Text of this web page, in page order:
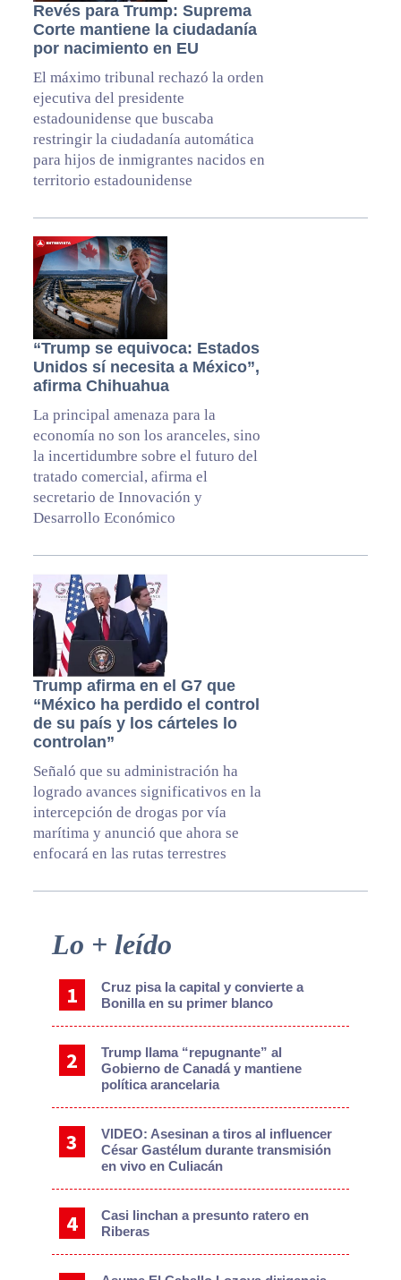
Revés para Trump: Suprema
Corte mantiene la ciudadanía
por nacimiento en EU
El máximo tribunal rechazó la orden
ejecutiva del presidente
estadounidense que buscaba
restringir la ciudadanía automática
para hijos de inmigrantes nacidos en
territorio estadounidense
“Trump se equivoca: Estados
Unidos sí necesita a México”,
afirma Chihuahua
La principal amenaza para la
economía no son los aranceles, sino
la incertidumbre sobre el futuro del
tratado comercial, afirma el
secretario de Innovación y
Desarrollo Económico
Trump afirma en el G7 que
“México ha perdido el control
de su país y los cárteles lo
controlan”
Señaló que su administración ha
logrado avances significativos en la
intercepción de drogas por vía
marítima y anunció que ahora se
enfocará en las rutas terrestres
Primary
Sidebar
Lo + leído
Cruz pisa la capital y convierte a
Bonilla en su primer blanco
Trump llama “repugnante” al
Gobierno de Canadá y mantiene
política arancelaria
VIDEO: Asesinan a tiros al influencer
César Gastélum durante transmisión
en vivo en Culiacán
Casi linchan a presunto ratero en
Riberas